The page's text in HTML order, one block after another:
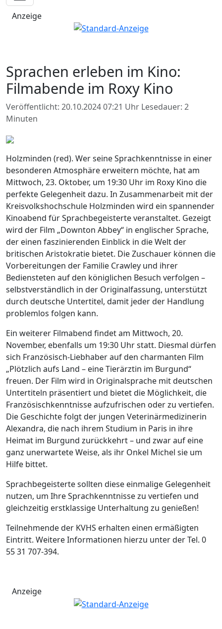
Anzeige
Sprachen erleben im Kino:
Filmabende im Roxy Kino
Veröffentlicht: 20.10.2024 07:21 Uhr Lesedauer: 2
Minuten
Holzminden (red). Wer seine Sprachkenntnisse in einer
besonderen Atmosphäre erweitern möchte, hat am
Mittwoch, 23. Oktober, um 19:30 Uhr im Roxy Kino die
perfekte Gelegenheit dazu. In Zusammenarbeit mit der
Kreisvolkshochschule Holzminden wird ein spannender
Kinoabend für Sprachbegeisterte veranstaltet. Gezeigt
wird der Film „Downton Abbey“ in englischer Sprache,
der einen faszinierenden Einblick in die Welt der
britischen Aristokratie bietet. Die Zuschauer können die
Vorbereitungen der Familie Crawley und ihrer
Bediensteten auf den königlichen Besuch verfolgen –
selbstverständlich in der Originalfassung, unterstützt
durch deutsche Untertitel, damit jeder der Handlung
problemlos folgen kann.
Ein weiterer Filmabend findet am Mittwoch, 20.
November, ebenfalls um 19:30 Uhr statt. Diesmal dürfen
sich Französisch-Liebhaber auf den charmanten Film
„Plötzlich aufs Land – eine Tierärztin im Burgund“
freuen. Der Film wird in Originalsprache mit deutschen
Untertiteln präsentiert und bietet die Möglichkeit, die
Französischkenntnisse aufzufrischen oder zu vertiefen.
Die Geschichte folgt der jungen Veterinärmedizinerin
Alexandra, die nach ihrem Studium in Paris in ihre
Heimat im Burgund zurückkehrt – und zwar auf eine
ganz unerwartete Weise, als ihr Onkel Michel sie um
Hilfe bittet.
Sprachbegeisterte sollten diese einmalige Gelegenheit
nutzen, um Ihre Sprachkenntnisse zu vertiefen und
gleichzeitig erstklassige Unterhaltung zu genießen!
Teilnehmende der KVHS erhalten einen ermäßigten
Eintritt. Weitere Informationen hierzu unter der Tel. 0
55 31 707-394.
Anzeige